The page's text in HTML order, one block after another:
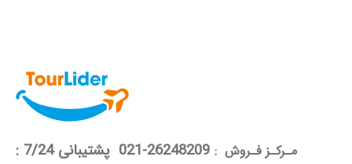
مـرکـز فـروش :
26248209-021 پشتیبانی 7/24 :